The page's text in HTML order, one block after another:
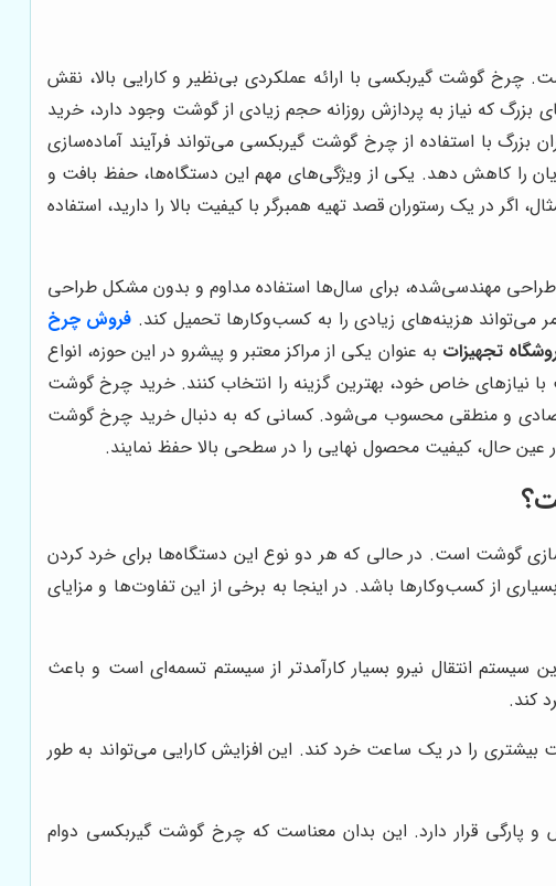
چرخ گوشت گیربکسی با ارائه عملکردی بی‌نظیر و کارایی بالا، نقش
که نیاز به پردازش روزانه حجم زیادی از گوشت وجود دارد، خرید
با استفاده از چرخ گوشت گیربکسی می‌تواند فرآیند آماده‌سازی
را کاهش دهد. یکی از ویژگی‌های مهم این دستگاه‌ها، حفظ بافت و
در یک رستوران قصد تهیه همبرگر با کیفیت بالا را دارید، استفاده
مهندسی‌شده، برای سال‌ها استفاده مداوم و بدون مشکل طراحی
می‌تواند هزینه‌های زیادی را به کسب‌وکارها تحمیل کند. فروش چرخ
تجهیزات به عنوان یکی از مراکز معتبر و پیشرو در این حوزه، انواع
خاص خود، بهترین گزینه را انتخاب کنند. خرید چرخ گوشت
و منطقی محسوب می‌شود. کسانی که به دنبال خرید چرخ گوشت
عین حال، کیفیت محصول نهایی را در سطحی بالا حفظ نمایند.
گوشت است. در حالی که هر دو نوع این دستگاه‌ها برای خرد کردن
از کسب‌وکارها باشد. در اینجا به برخی از این تفاوت‌ها و مزایای
سیستم انتقال نیرو بسیار کارآمدتر از سیستم تسمه‌ای است و باعث
کند.
با یک چرخ گوشت تسمه‌ای با توان مشابه، چرخ گوشت گیربکسی می‌تواند تا 30 درصد گوشت بیشتری را در یک ساعت خرد کند. این افزایش کارایی می‌تواند به طور
قرار دارد. این بدان معناست که چرخ گوشت گیربکسی دوام